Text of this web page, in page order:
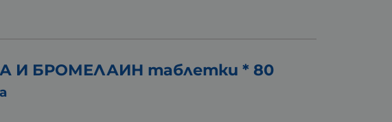
И БРОМЕЛАИН таблетки * 80